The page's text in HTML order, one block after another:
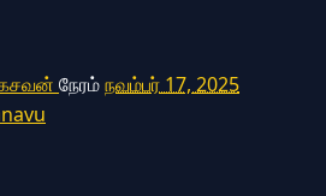
நேரம்நவம்பர் 17, 2025